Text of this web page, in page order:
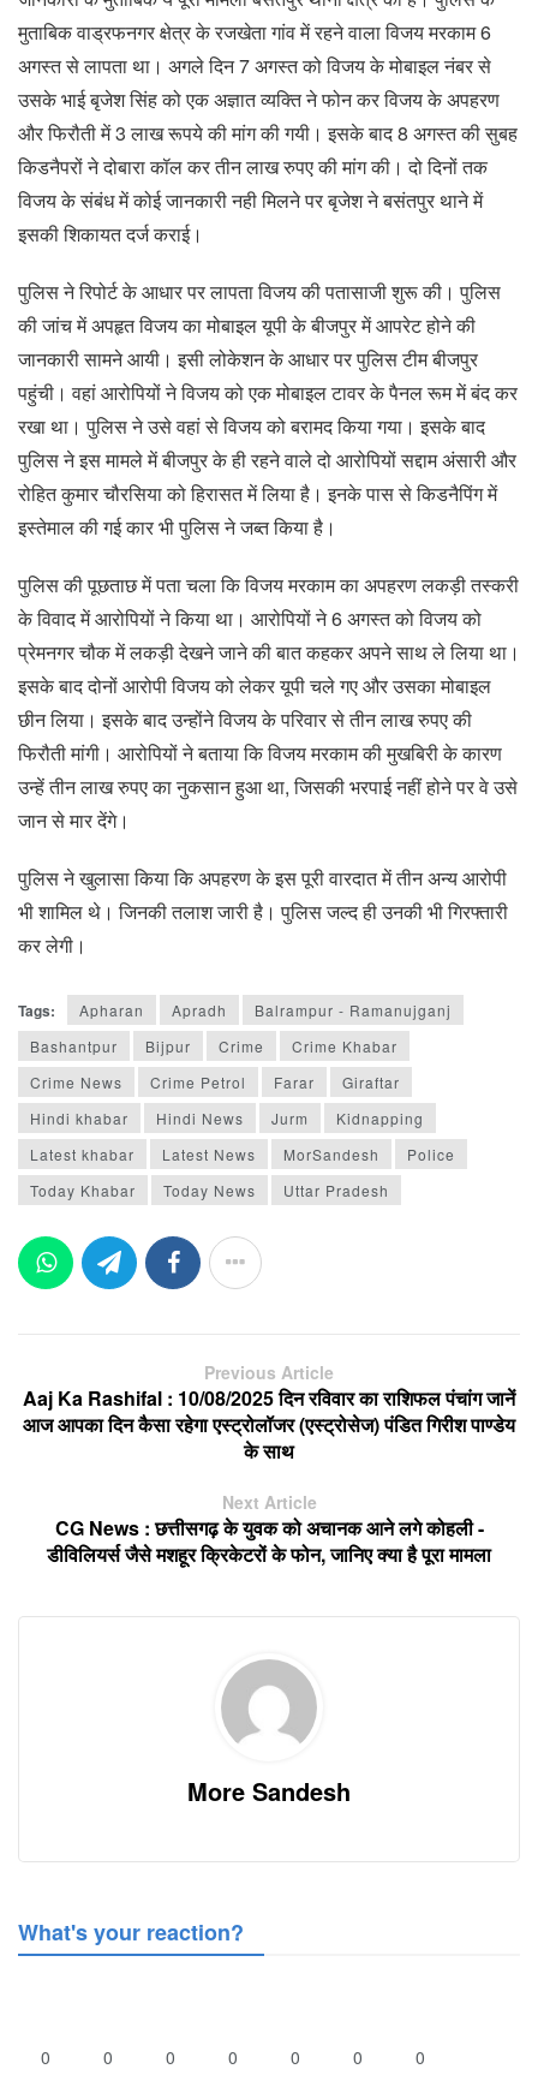
मुताबिक वाड्रफनगर क्षेत्र के रजखेता गांव में रहने वाला विजय मरकाम 6
अगस्त से लापता था। अगले दिन 7 अगस्त को विजय के मोबाइल नंबर से
उसके भाई बृजेश सिंह को एक अज्ञात व्यक्ति ने फोन कर विजय के अपहरण
और फिरौती में 3 लाख रूपये की मांग की गयी। इसके बाद 8 अगस्त की सुबह
किडनैपरों ने दोबारा कॉल कर तीन लाख रुपए की मांग की। दो दिनों तक
विजय के संबंध में कोई जानकारी नही मिलने पर बृजेश ने बसंतपुर थाने में
इसकी शिकायत दर्ज कराई।
पुलिस ने रिपोर्ट के आधार पर लापता विजय की पतासाजी शुरू की। पुलिस
की जांच में अपहृत विजय का मोबाइल यूपी के बीजपुर में आपरेट होने की
जानकारी सामने आयी। इसी लोकेशन के आधार पर पुलिस टीम बीजपुर
पहुंची। वहां आरोपियों ने विजय को एक मोबाइल टावर के पैनल रूम में बंद कर
रखा था। पुलिस ने उसे वहां से विजय को बरामद किया गया। इसके बाद
पुलिस ने इस मामले में बीजपुर के ही रहने वाले दो आरोपियों सद्दाम अंसारी और
रोहित कुमार चौरसिया को हिरासत में लिया है। इनके पास से किडनैपिंग में
इस्तेमाल की गई कार भी पुलिस ने जब्त किया है।
पुलिस की पूछताछ में पता चला कि विजय मरकाम का अपहरण लकड़ी तस्करी
के विवाद में आरोपियों ने किया था। आरोपियों ने 6 अगस्त को विजय को
प्रेमनगर चौक में लकड़ी देखने जाने की बात कहकर अपने साथ ले लिया था।
इसके बाद दोनों आरोपी विजय को लेकर यूपी चले गए और उसका मोबाइल
छीन लिया। इसके बाद उन्होंने विजय के परिवार से तीन लाख रुपए की
फिरौती मांगी। आरोपियों ने बताया कि विजय मरकाम की मुखबिरी के कारण
उन्हें तीन लाख रुपए का नुकसान हुआ था, जिसकी भरपाई नहीं होने पर वे उसे
जान से मार देंगे।
पुलिस ने खुलासा किया कि अपहरण के इस पूरी वारदात में तीन अन्य आरोपी
भी शामिल थे। जिनकी तलाश जारी है। पुलिस जल्द ही उनकी भी गिरफ्तारी
कर लेगी।
Tags: Apharan Apradh
Balrampur - Ramanujganj
Bashantpur
Bijpur Crime
Crime Khabar
Crime News
Crime Petrol Farar
Giraftar
Hindi khabar
Hindi News Jurm
Kidnapping
Latest khabar
Latest News MorSandesh
Police
Today Khabar
Today News Uttar Pradesh
Previous Article
Aaj Ka Rashifal : 10/08/2025 दिन रविवार का राशिफल पंचांग जानें
आज आपका दिन कैसा रहेगा एस्ट्रोलॉजर (एस्ट्रोसेज) पंडित गिरीश पाण्डेय
के साथ
Next Article
CG News : छत्तीसगढ़ के युवक को अचानक आने लगे कोहली -
डीविलियर्स जैसे मशहूर क्रिकेटरों के फोन, जानिए क्या है पूरा मामला
More Sandesh
What's your reaction?
0 0 0 0 0 0 0